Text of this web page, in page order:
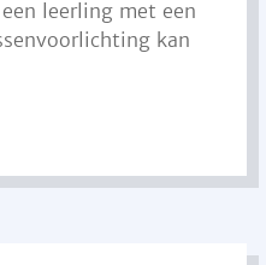
leerling met een
kan